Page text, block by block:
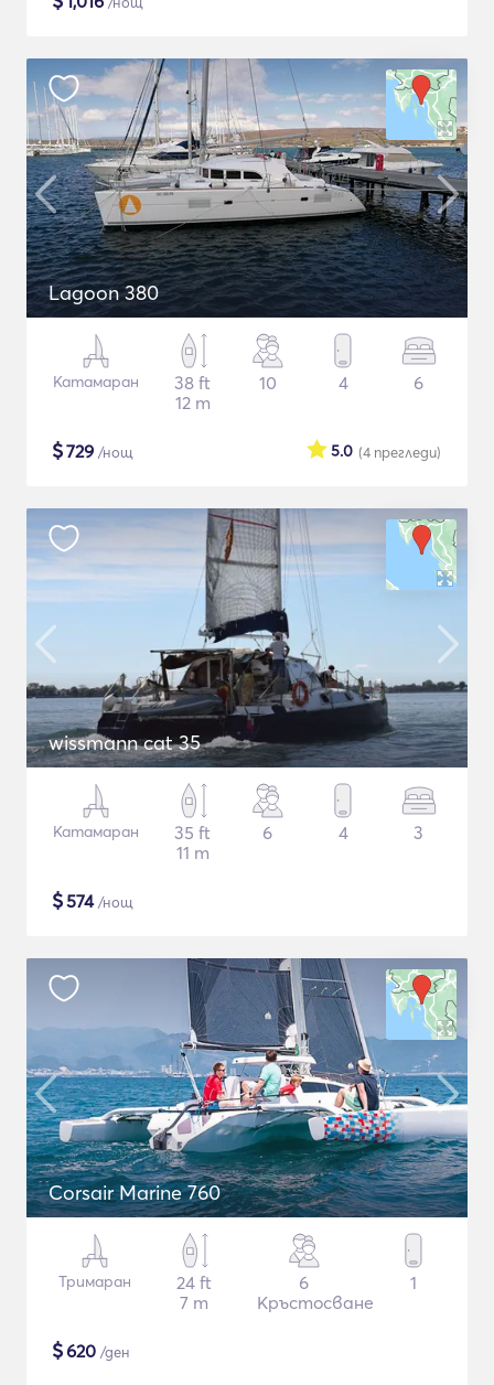
Lagoon 380
Катамаран
38 ft
12 m
10 4 6
$729 /нощ (4 прегледи)
5.0
wissmann cat 35
Катамаран
35 ft
11 m
6 4 3
$574/нощ
Corsair Marine 760
Тримаран
24 ft
7 m
6
Кръстосване
1
$620 /ден